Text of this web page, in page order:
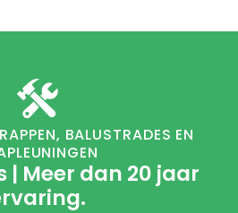
BALUSTRADES EN
| Meer dan 20 jaar